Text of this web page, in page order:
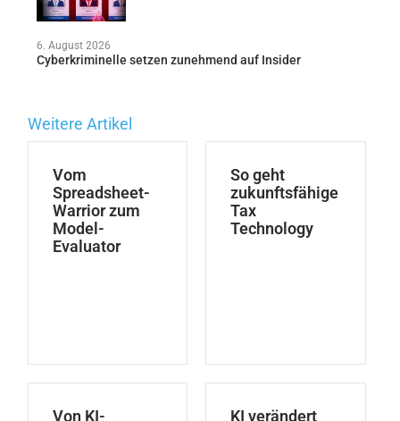
6. August 2026
Cyberkriminelle setzen zunehmend auf Insider
Weitere Artikel
Vom
Spreadsheet-
Warrior zum
Model-
Evaluator
So geht
zukunftsfähige
Tax
Technology
Von KI-
KI verändert